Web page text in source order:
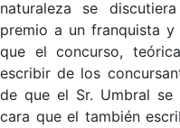
naturaleza se
premio a un franquista
que el concurso,
escribir de los
de que el Sr. Umbral se
cara que el también